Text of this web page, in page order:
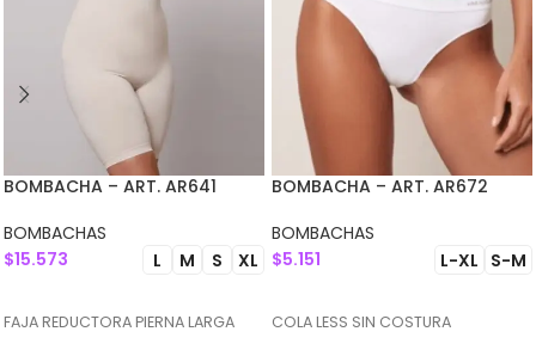
BOMBACHA – ART. AR641
BOMBACHAS
$15.573 L M S XL
FAJA REDUCTORA PIERNA LARGA
BOMBACHA – ART. AR672
BOMBACHAS
$5.151 L-XL S-M
COLA LESS SIN COSTURA